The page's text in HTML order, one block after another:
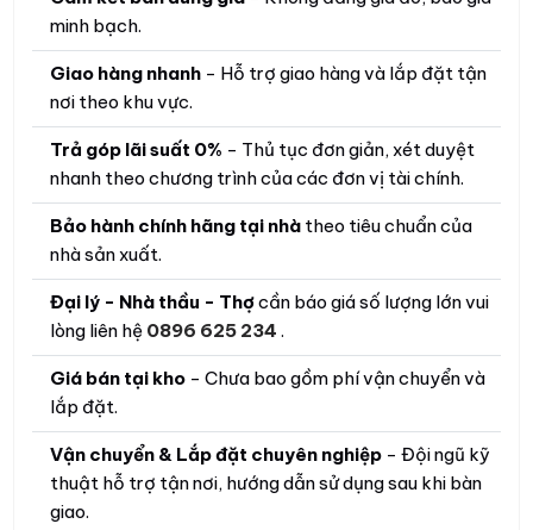
minh bạch.
Giao hàng nhanh - Hỗ trợ giao hàng và lắp đặt tận
nơi theo khu vực.
Trả góp lãi suất 0% - Thủ tục đơn giản, xét duyệt
nhanh theo chương trình của các đơn vị tài chính.
Bảo hành chính hãng tại nhà theo tiêu chuẩn của
nhà sản xuất.
Đại lý - Nhà thầu - Thợcần báo giá số lượng lớn vui
lòng liên hệ 0896 625 234.
Giá bán tại kho - Chưa bao gồm phí vận chuyển và
lắp đặt.
Vận chuyển & Lắp đặt chuyên nghiệp - Đội ngũ kỹ
thuật hỗ trợ tận nơi, hướng dẫn sử dụng sau khi bàn
giao.